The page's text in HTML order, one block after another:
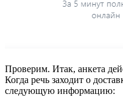
Проверим. Итак, анкета
Когда речь заходит о
следующую информацию: